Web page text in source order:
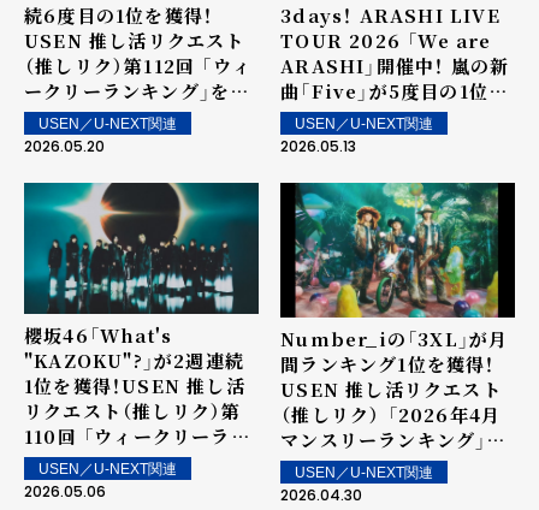
続6度目の1位を獲得！
USEN 推し活リクエスト
（推しリク）第112回 「ウィ
ークリーランキング」を発
表！～ 上位ランクイン楽曲
は5月23日（土）より街中・
USEN／U-NEXT関連
2026.05.20
3days！ ARASHI LIVE
TOUR 2026 「We are
ARASHI」開催中！ 嵐の新
曲「Five」が5度目の1位を
獲得！USEN 推し活リクエ
スト（推しリク）第111回
グ」を発表！～ 上位ランク
イン楽曲は5月16日（土）よ
り街中・店内で配信
USEN／U-NEXT関連
2026.05.13
櫻坂46「What's
"KAZOKU"?」が2週連続
1位を獲得！USEN 推し活
リクエスト（推しリク）第
110回 「ウィークリーラン
キング」を発表！～ 上位ラ
ンクイン楽曲は5月9日
USEN／U-NEXT関連
2026.05.06
Number_iの「3XL」が月
間ランキング1位を獲得！
USEN 推し活リクエスト
（推しリク） 「2026年4月
マンスリーランキング」を
発表！
USEN／U-NEXT関連
2026.04.30